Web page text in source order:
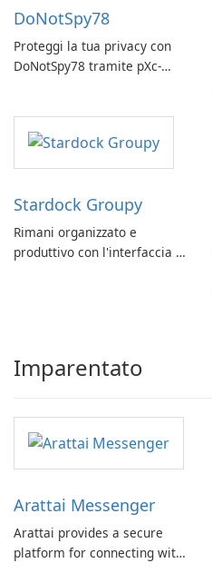
DoNotSpy78
Proteggi la tua privacy con
DoNotSpy78 tramite pXc-
Stardock Groupy
Rimani organizzato e
produttivo con l'interfaccia a
Imparentato
Arattai Messenger
Arattai provides a secure
platform for connecting with